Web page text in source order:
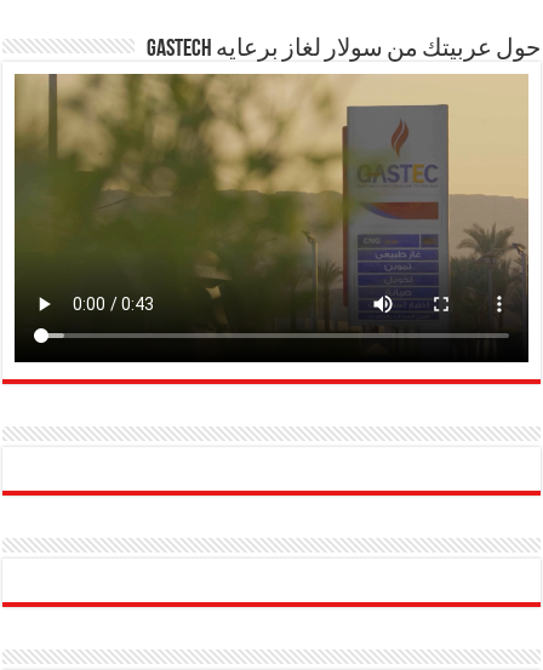
حول عربيتك من سولار لغاز برعايه GASTECH